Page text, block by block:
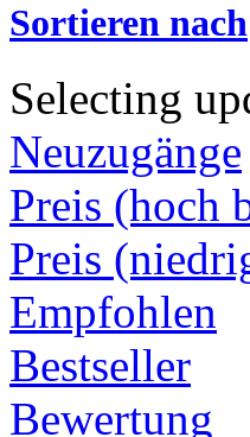
Sortieren nach
Selecting
Neuzugänge
Preis (hoch
Preis
Empfohlen
Bestseller
Bewertung